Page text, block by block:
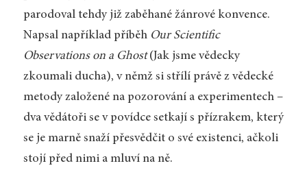
parodoval tehdy již zaběhané žánrové konvence.
Napsal například příběh Our Scientific
Observations on a Ghost(Jak jsme vědecky
zkoumali ducha), v němž si střílí právě z vědecké
metody založené na pozorování a experimentech –
dva vědátoři se v povídce setkají s přízrakem, který
se je marně snaží přesvědčit o své existenci, ačkoli
stojí před nimi a mluví na ně.